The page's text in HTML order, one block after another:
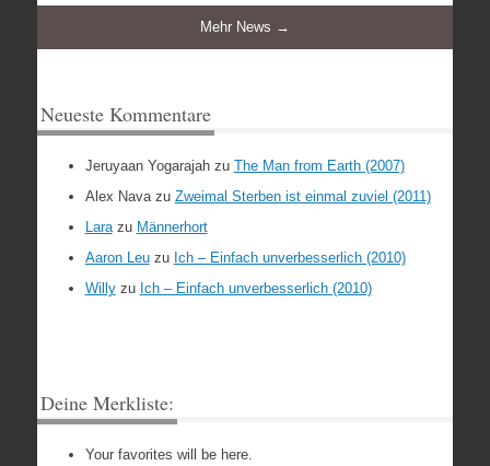
Mehr News →
Neueste Kommentare
Jeruyaan Yogarajahzu The Man from Earth (2007)
Alex Navazu Zweimal Sterben ist einmal zuviel (2011)
Larazu Männerhort
Aaron Leuzu Ich – Einfach unverbesserlich (2010)
Willyzu Ich – Einfach unverbesserlich (2010)
Deine Merkliste:
Your favorites will be here.